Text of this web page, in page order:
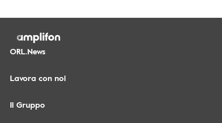
ORL.News
Lavora con noi
Il Gruppo